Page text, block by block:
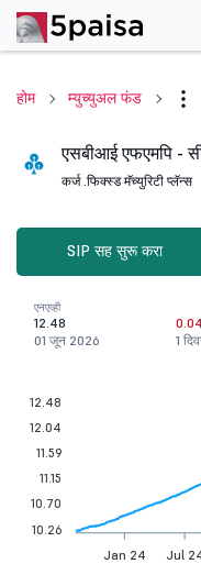
होम म्युच्युअल फंड
एसबीआई एफएमपि -
कर्ज .फिक्स्ड मॅच्युरिटी प्लॅन्स
SIP सह सुरू करा
एनएव्ही
12.48
01 जून 2026
1
Jan 24 Jul
12.48
12.04
11.59
11.15
10.70
10.26